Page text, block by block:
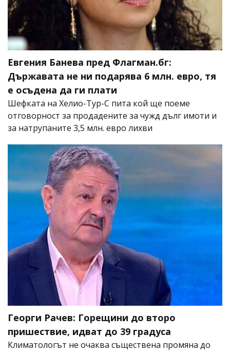
Евгения Банева пред Флагман.бг:
Държавата не ни подарява 6 млн. евро, тя
е осъдена да ги плати
Шефката на Хелио-Тур-С пита кой ще поеме
отговорност за продадените за чужд дълг имоти и
за натрупаните 3,5 млн. евро лихви
Георги Рачев: Горещини до второ
пришествие, идват до 39 градуса
Климатологът не очаква съществена промяна до